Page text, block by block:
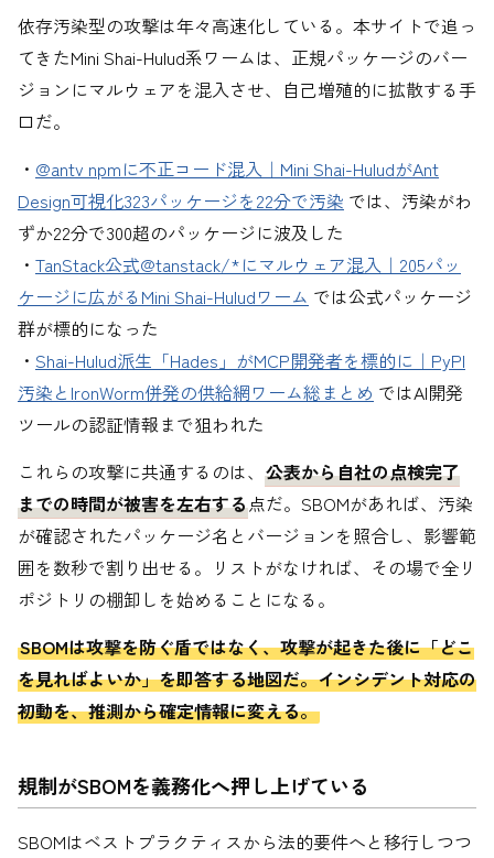
依存汚染型の攻撃は年々高速化している。本サイトで追っ
てきたMini Shai-Hulud系ワームは、正規パッケージのバー
ジョンにマルウェアを混入させ、自己増殖的に拡散する手
口だ。
・ @antv npmに不正コード混入｜Mini Shai-HuludがAnt
Design可視化323パッケージを22分で汚染 では、汚染がわ
ずか22分で300超のパッケージに波及した
・ TanStack公式@tanstack/*にマルウェア混入｜205パッ
ケージに広がるMini Shai-Huludワーム では公式パッケージ
群が標的になった
・ Shai-Hulud派生「Hades」がMCP開発者を標的に｜PyPI
汚染とIronWorm併発の供給網ワーム総まとめ ではAI開発
ツールの認証情報まで狙われた
これらの攻撃に共通するのは、 公表から自社の点検完了
までの時間が被害を左右する点だ。SBOMがあれば、汚染
が確認されたパッケージ名とバージョンを照合し、影響範
囲を数秒で割り出せる。リストがなければ、その場で全リ
ポジトリの棚卸しを始めることになる。
SBOMは攻撃を防ぐ盾ではなく、攻撃が起きた後に「どこ
を見ればよいか」を即答する地図だ。インシデント対応の
初動を、推測から確定情報に変える。
規制がSBOMを義務化へ押し上げている
SBOMはベストプラクティスから法的要件へと移行しつつ